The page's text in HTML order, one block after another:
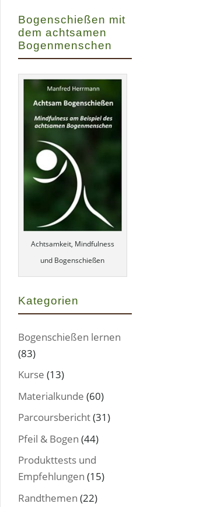
Bogenschießen mit
dem achtsamen
Bogenmenschen
Achtsamkeit, Mindfulness
und Bogenschießen
Kategorien
Bogenschießen lernen
(83)
Kurse (13)
Materialkunde (60)
Parcoursbericht(31)
Pfeil & Bogen (44)
Produkttests und
Empfehlungen (15)
Randthemen (22)